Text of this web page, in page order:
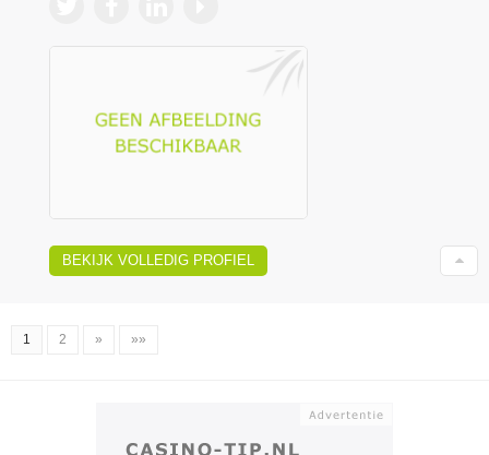
BEKIJK VOLLEDIG PROFIEL
1 2 » »»